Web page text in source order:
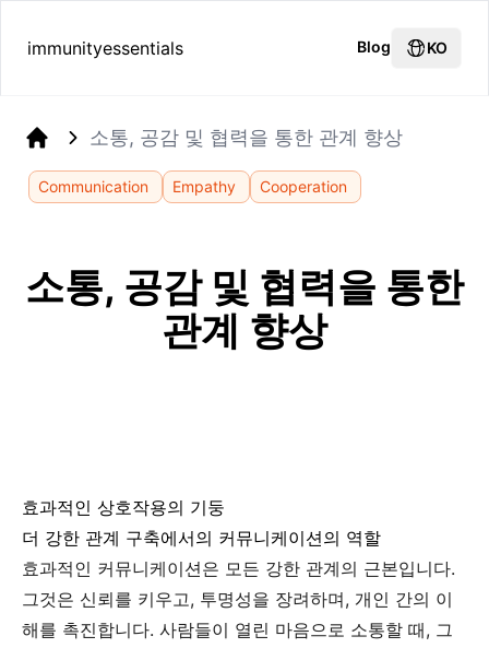
immunityessentials Blog KO
소통, 공감 및 협력을 통한 관계 향상
Communication Empathy Cooperation
소통, 공감 및 협력을 통한
관계 향상
효과적인 상호작용의 기둥
더 강한 관계 구축에서의 커뮤니케이션의 역할
효과적인 커뮤니케이션은 모든 강한 관계의 근본입니다.
그것은 신뢰를 키우고, 투명성을 장려하며, 개인 간의 이
해를 촉진합니다. 사람들이 열린 마음으로 소통할 때, 그